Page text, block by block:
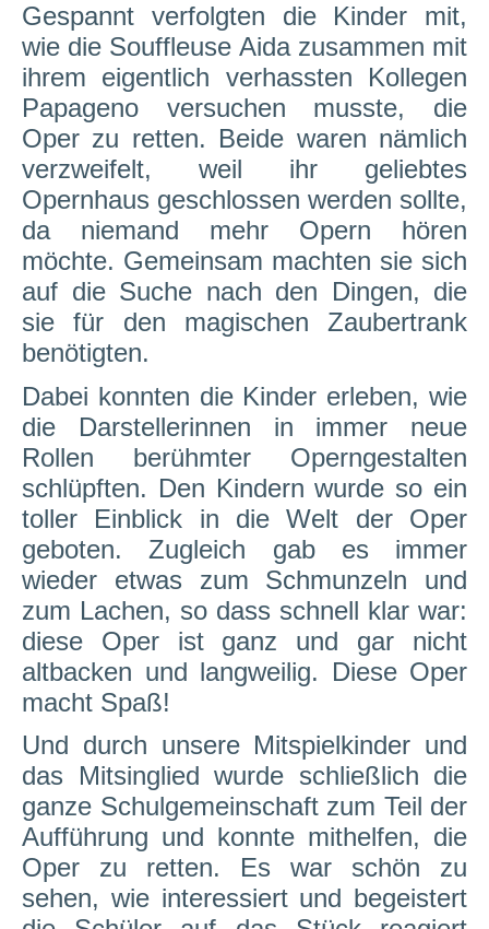
Gespannt verfolgten die Kinder mit,
wie die Souffleuse Aida zusammen mit
ihrem eigentlich verhassten Kollegen
Papageno versuchen musste, die
Oper zu retten. Beide waren nämlich
verzweifelt, weil ihr geliebtes
Opernhaus geschlossen werden sollte,
da niemand mehr Opern hören
möchte. Gemeinsam machten sie sich
auf die Suche nach den Dingen, die
sie für den magischen Zaubertrank
benötigten.
Dabei konnten die Kinder erleben, wie
die Darstellerinnen in immer neue
Rollen berühmter Operngestalten
schlüpften. Den Kindern wurde so ein
toller Einblick in die Welt der Oper
geboten. Zugleich gab es immer
wieder etwas zum Schmunzeln und
zum Lachen, so dass schnell klar war:
diese Oper ist ganz und gar nicht
altbacken und langweilig. Diese Oper
macht Spaß!
Und durch unsere Mitspielkinder und
das Mitsinglied wurde schließlich die
ganze Schulgemeinschaft zum Teil der
Aufführung und konnte mithelfen, die
Oper zu retten. Es war schön zu
sehen, wie interessiert und begeistert